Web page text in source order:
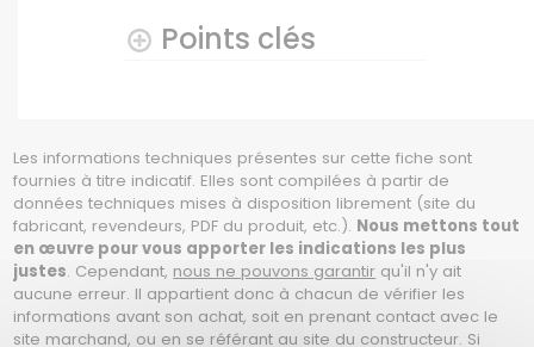
Points clés
Les informations techniques présentes sur cette fiche sont
fournies à titre indicatif. Elles sont compilées à partir de
données techniques mises à disposition librement (site du
fabricant, revendeurs, PDF du produit, etc.). Nous mettons tout
en œuvre pour vous apporter les indications les plus
justes. Cependant, nous ne pouvons garantir qu'il n'y ait
aucune erreur. Il appartient donc à chacun de vérifier les
informations avant son achat, soit en prenant contact avec le
site marchand, ou en se référant au site du constructeur. Si